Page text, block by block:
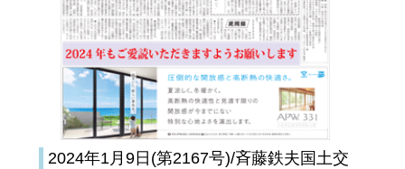
2024年1月9日(第2167号)/斉藤鉄夫国土交